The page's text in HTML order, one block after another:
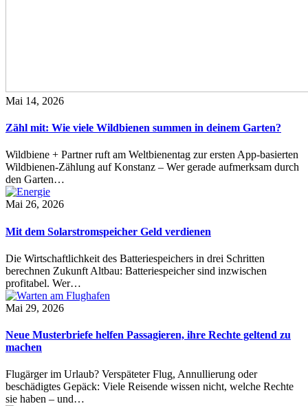
Mai 14, 2026
Zähl mit: Wie viele Wildbienen summen in deinem Garten?
Wildbiene + Partner ruft am Weltbienentag zur ersten App-basierten
Wildbienen-Zählung auf Konstanz – Wer gerade aufmerksam durch
den Garten…
Mai 26, 2026
Mit dem Solarstromspeicher Geld verdienen
Die Wirtschaftlichkeit des Batteriespeichers in drei Schritten
berechnen Zukunft Altbau: Batteriespeicher sind inzwischen
profitabel. Wer…
Mai 29, 2026
Neue Musterbriefe helfen Passagieren, ihre Rechte geltend zu
machen
Flugärger im Urlaub? Verspäteter Flug, Annullierung oder
beschädigtes Gepäck: Viele Reisende wissen nicht, welche Rechte
sie haben – und…